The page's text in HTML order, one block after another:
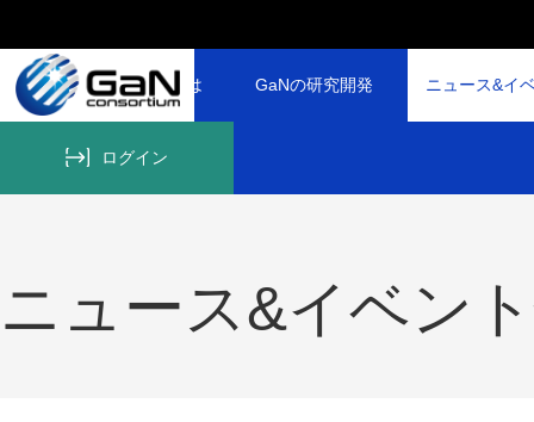
GaNコンソーシアムとは GaNの研究開発 ニュース&イ
ログイン
ニュース&イベン